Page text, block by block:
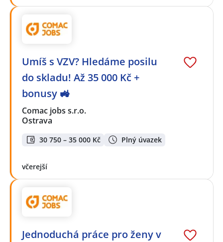
Umíš s VZV? Hledáme posilu
do skladu! Až 35 000 Kč +
bonusy 🚜
Comac jobs s.r.o.
Ostrava
30 750 – 35 000 Kč Plný úvazek
včerejší
Jednoduchá práce pro ženy v